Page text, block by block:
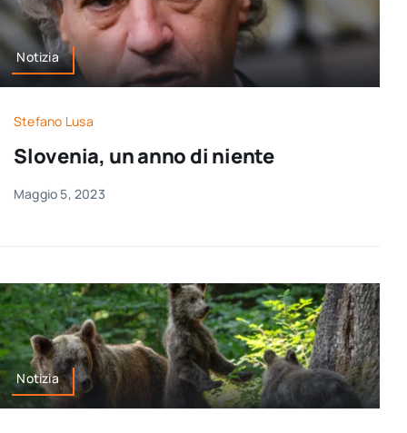
Notizia
Stefano Lusa
Slovenia, un anno di niente
Maggio 5, 2023
Notizia